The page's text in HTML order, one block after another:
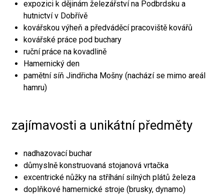
expozici k dějinám železářství na Podbrdsku a
hutnictví v Dobřívě
kovářskou výheň a předváděcí pracoviště kovářů
kovářské práce pod buchary
ruční práce na kovadlině
Hamernický den
pamětní síň Jindřicha Mošny (nachází se mimo areál
hamru)
zajímavosti a unikátní předměty
nadhazovací buchar
důmyslně konstruovaná stojanová vrtačka
excentrické nůžky na stříhání silných plátů železa
doplňkové hamernické stroje (brusky, dynamo)